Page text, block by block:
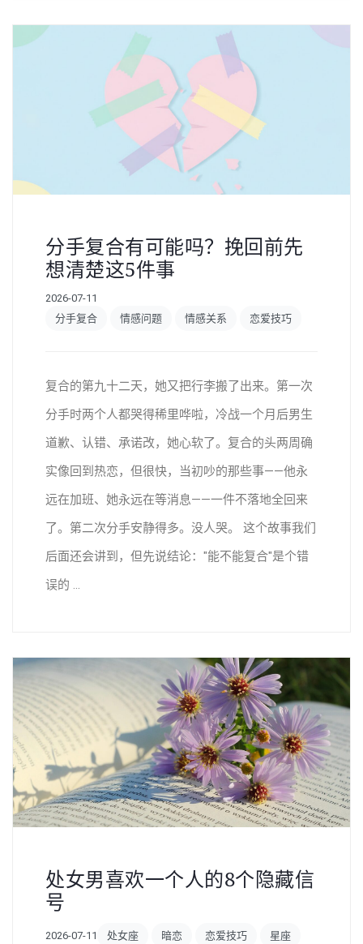
分手复合有可能吗？挽回前先
想清楚这5件事
2026-07-11
分手复合
情感问题 情感关系 恋爱技巧
复合的第九十二天，她又把行李搬了出来。第一次
分手时两个人都哭得稀里哗啦，冷战一个月后男生
道歉、认错、承诺改，她心软了。复合的头两周确
实像回到热恋，但很快，当初吵的那些事——他永
远在加班、她永远在等消息——一件不落地全回来
了。第二次分手安静得多。没人哭。 这个故事我们
后面还会讲到，但先说结论："能不能复合"是个错
误的 ...
处女男喜欢一个人的8个隐藏信
号
2026-07-11 处女座 暗恋 恋爱技巧 星座